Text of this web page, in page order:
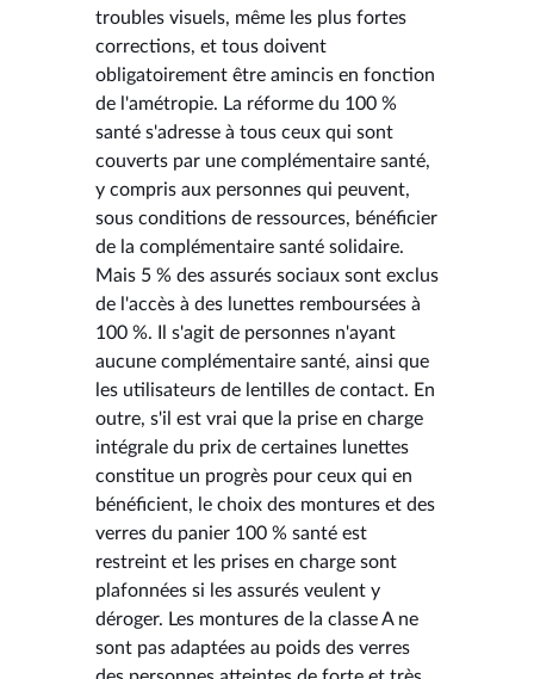
troubles visuels, même les plus fortes
corrections, et tous doivent
obligatoirement être amincis en fonction
de l'amétropie. La réforme du 100 %
santé s'adresse à tous ceux qui sont
couverts par une complémentaire santé,
y compris aux personnes qui peuvent,
sous conditions de ressources, bénéficier
de la complémentaire santé solidaire.
Mais 5 % des assurés sociaux sont exclus
de l'accès à des lunettes remboursées à
100 %. Il s'agit de personnes n'ayant
aucune complémentaire santé, ainsi que
les utilisateurs de lentilles de contact. En
outre, s'il est vrai que la prise en charge
intégrale du prix de certaines lunettes
constitue un progrès pour ceux qui en
bénéficient, le choix des montures et des
verres du panier 100 % santé est
restreint et les prises en charge sont
plafonnées si les assurés veulent y
déroger. Les montures de la classe A ne
sont pas adaptées au poids des verres